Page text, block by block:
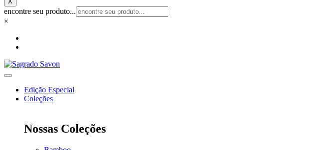
encontre seu produto...
×
Edição Especial
Coleções
Nossas Coleções